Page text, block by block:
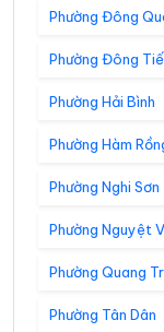
Phường Đông
Phường Đông
Phường Hải Bình
Phường Hàm
Phường Nghi Sơn
Phường Nguyệt
Phường Quang
Phường Tân Dân